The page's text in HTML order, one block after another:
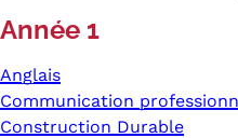
Année 1
Anglais
Communication
Construction Durable